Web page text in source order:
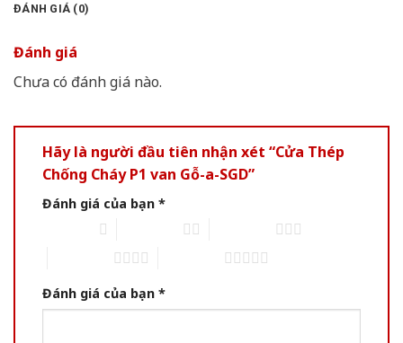
ĐÁNH GIÁ (0)
Đánh giá
Chưa có đánh giá nào.
Hãy là người đầu tiên nhận xét “Cửa Thép
Chống Cháy P1 van Gỗ-a-SGD”
Đánh giá của bạn *
Đánh giá của bạn *